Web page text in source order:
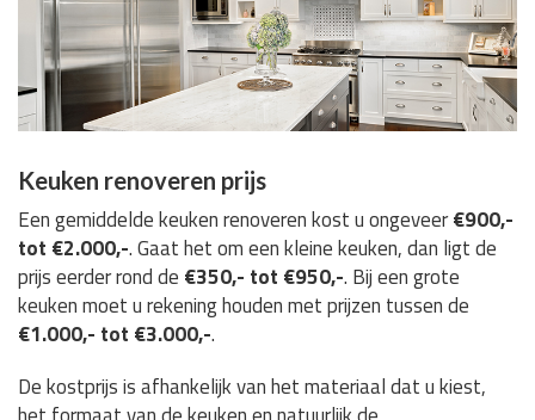
Keuken renoveren prijs
Een gemiddelde keuken renoveren kost u ongeveer€900,-
tot €2.000,-. Gaat het om een kleine keuken, dan ligt de
prijs eerder rond de €350,- tot €950,-. Bij een grote
keuken moet u rekening houden met prijzen tussen de
€1.000,- tot €3.000,-.
De kostprijs is afhankelijk van het materiaal dat u kiest,